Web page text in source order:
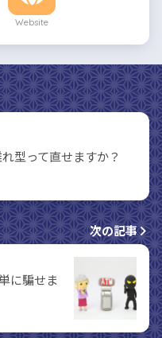
Website
型って直せますか？
次の記事
に騙せま